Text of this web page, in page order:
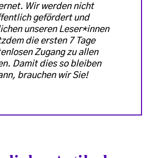
Wir werden nicht
gefördert und
unseren Leser*innen
die ersten 7 Tage
Zugang zu allen
Damit dies so bleiben
brauchen wir Sie!